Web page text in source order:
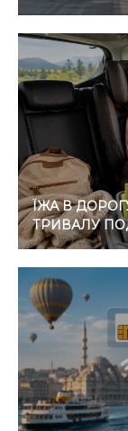
ЇЖА В
ТРИВАЛУ